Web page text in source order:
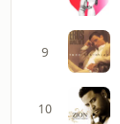
9
10